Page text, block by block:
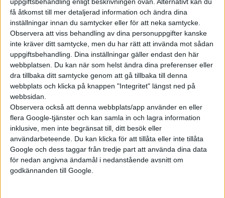
få åtkomst till mer detaljerad information och ändra dina
inställningar innan du samtycker eller för att neka samtycke.
Observera att viss behandling av dina personuppgifter kanske
inte kräver ditt samtycke, men du har rätt att invända mot sådan
uppgiftsbehandling. Dina inställningar gäller endast den här
webbplatsen. Du kan när som helst ändra dina preferenser eller
dra tillbaka ditt samtycke genom att gå tillbaka till denna
webbplats och klicka på knappen "Integritet" längst ned på
webbsidan.
Observera också att denna webbplats/app använder en eller
flera Google-tjänster och kan samla in och lagra information
inklusive, men inte begränsat till, ditt besök eller
användarbeteende. Du kan klicka för att tillåta eller inte tillåta
Google och dess taggar från tredje part att använda dina data
för nedan angivna ändamål i nedanstående avsnitt om
godkännanden till Google.
Mest lästa
5 aug 2026
Uppgift: då kommer Volvos nya eldrivna volymmodell EX50
6 aug 2026
Nu även Byd – då vill jätten tillverka solid state-batterier
Volvokoncernen samarbetar med Toyota kring vätgas för tung
trafik
6 aug 2026
Helt enligt plan – nu byggs BMW i3
6 aug 2026
Säljstart för instegsversionen av ID. Polo